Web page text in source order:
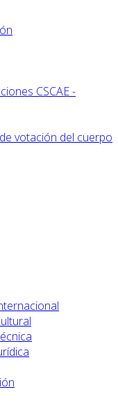
CSCAE -
votación del cuerpo